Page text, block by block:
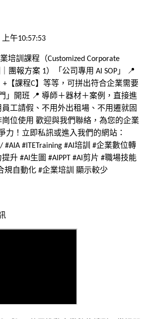
午10:57:53
培訓課程（Customized Corporate
團報方案 1）「公司專用 AI SOP」 📍
+【課程C】等等，可拼出符合企業需要
」開班 📍 導師＋器材＋案例，直接進
工請假、不用外出租場、不用遷就固
位使用 歡迎與我們聯絡，為您的企業
力！立即私訊或進入我們的網站：
#AIA #ITETraining #AI培訓 #企業數位轉
升 #AI生圖 #AIPPT #AI剪片 #職場技能
規自動化 #企業培訓 顯示較少